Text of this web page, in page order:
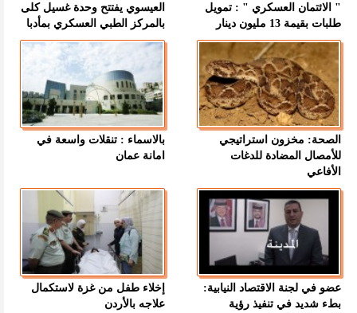
" الائتمان العسكري " : تمويل
طلبات بقيمة 13 مليون دينار
العيسوي يفتتح وحدة غسيل كلى
بالمركز الطبي العسكري بمأدبا
الصحة: مخزون استراتيجي
للأمصال المضادة للدغات
الأفاعي
بالاسماء : تنقلات واسعة في
امانة عمان
عضو في لجنة الاقتصاد النيابية:
بطء شديد في تنفيذ رؤية
إخلاء طفل من غزة لاستكمال
علاجه بالأردن